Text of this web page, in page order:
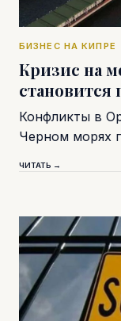
БИЗНЕС НА КИПРЕ
Кризис на
Конфликты в
Черном морях
ЧИТАТЬ →